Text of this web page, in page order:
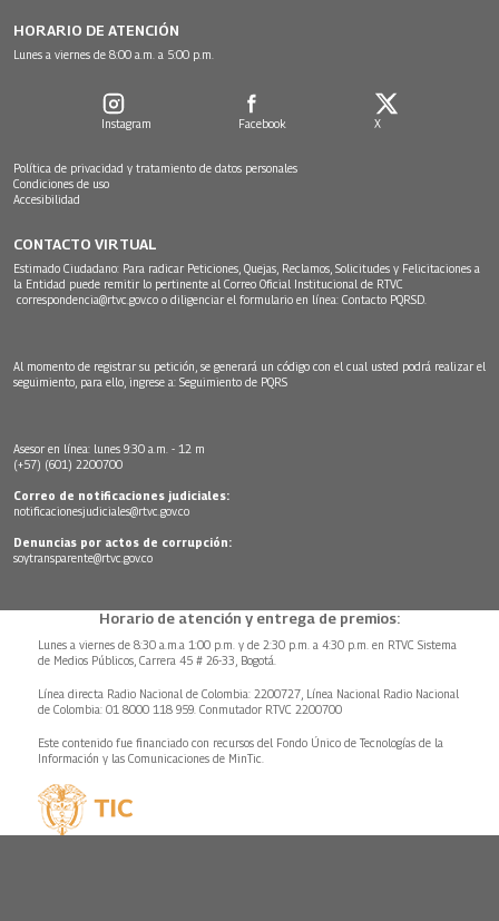
HORARIO DE ATENCIÓN
Lunes a viernes de 8:00 a.m. a 5:00 p.m.
Instagram Facebook X
Política de privacidad y tratamiento de datos personales
Condiciones de uso
Accesibilidad
CONTACTO VIRTUAL
Estimado Ciudadano: Para radicar Peticiones, Quejas, Reclamos, Solicitudes y Felicitaciones a
la Entidad puede remitir lo pertinente al Correo Oficial Institucional de RTVC
correspondencia@rtvc.gov.co o diligenciar el formulario en línea: Contacto PQRSD.
Al momento de registrar su petición, se generará un código con el cual usted podrá realizar el
seguimiento, para ello, ingrese a: Seguimiento de PQRS
Asesor en línea: lunes 9:30 a.m. - 12 m
(+57) (601) 2200700
Correo de notificaciones judiciales:
notificacionesjudiciales@rtvc.gov.co
Denuncias por actos de corrupción:
soytransparente@rtvc.gov.co
Horario de atención y entrega de premios:
Lunes a viernes de 8:30 a.m.a 1:00 p.m. y de 2:30 p.m. a 4:30 p.m. en RTVC Sistema
de Medios Públicos, Carrera 45 # 26-33, Bogotá.
Línea directa Radio Nacional de Colombia: 2200727, Línea Nacional Radio Nacional
de Colombia: 01 8000 118 959. Conmutador RTVC 2200700
Este contenido fue financiado con recursos del Fondo Único de Tecnologías de la
Información y las Comunicaciones de MinTic.